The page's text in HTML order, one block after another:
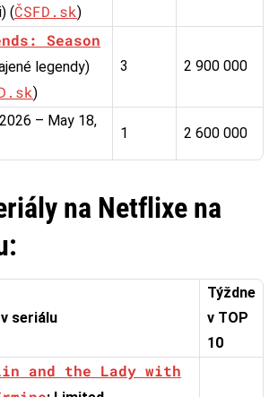
(ČSFD.sk)
Season
legendy)
)
3 2 900 000
– May 18,
1 2 600 000
na Netflixe na
seriálu
Týždne
v TOP
10
and the Lady with